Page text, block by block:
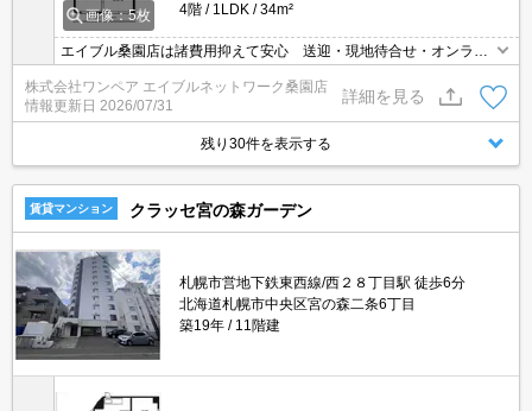
画像：5枚
4階
1LDK 34m²
エイブル桑園店は諸費用抑えて安心 送迎・現地待合せ・オンライ
ン対応 個室相談 当店未掲載物件もご紹介
株式会社ワンペア エイブルネットワーク桑園店
情報更新日 2026/07/31
詳細を見る
残り30件を表示する
賃貸マンション クラッセ宮の森ガーデン
札幌市営地下鉄東西線/西２８丁目駅 徒歩6分
北海道札幌市中央区宮の森二条6丁目
築19年
11階建